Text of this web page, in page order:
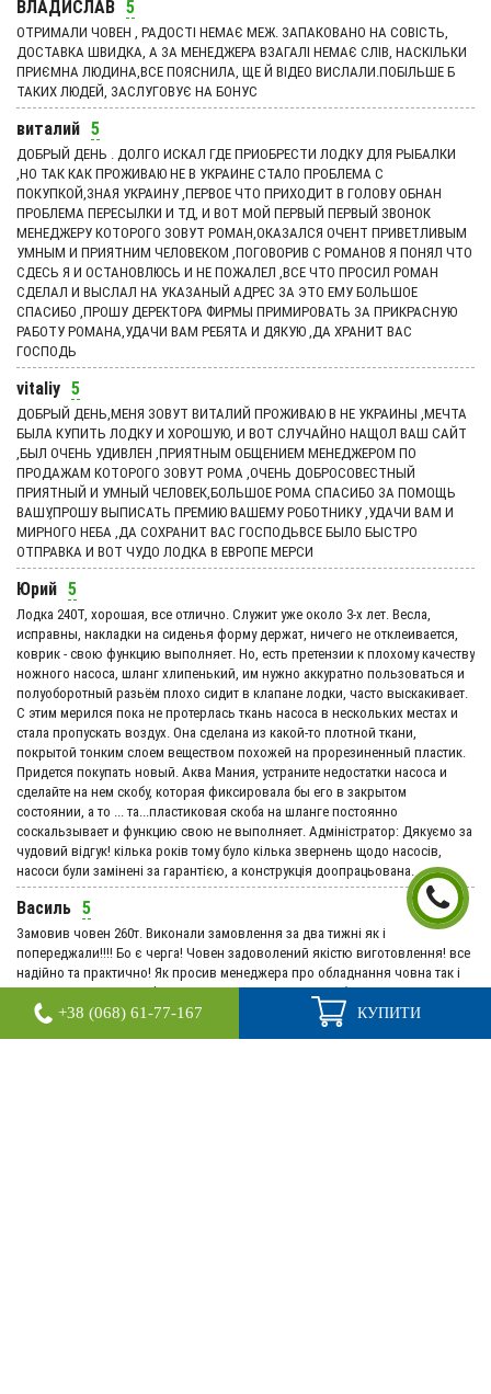
+38 (068) 61-77-167 КУПИТИ
ВЛАДИСЛАВ 5
ОТРИМАЛИ ЧОВЕН , РАДОСТІ НЕМАЄ МЕЖ. ЗАПАКОВАНО НА СОВІСТЬ,
ДОСТАВКА ШВИДКА, А ЗА МЕНЕДЖЕРА ВЗАГАЛІ НЕМАЄ СЛІВ, НАСКІЛЬКИ
ПРИЄМНА ЛЮДИНА,ВСЕ ПОЯСНИЛА, ЩЕ Й ВІДЕО ВИСЛАЛИ.ПОБІЛЬШЕ Б
ТАКИХ ЛЮДЕЙ, ЗАСЛУГОВУЄ НА БОНУС
виталий 5
ДОБРЫЙ ДЕНЬ . ДОЛГО ИСКАЛ ГДЕ ПРИОБРЕСТИ ЛОДКУ ДЛЯ РЫБАЛКИ
,НО ТАК КАК ПРОЖИВАЮ НЕ В УКРАИНЕ СТАЛО ПРОБЛЕМА С
ПОКУПКОЙ,ЗНАЯ УКРАИНУ ,ПЕРВОЕ ЧТО ПРИХОДИТ В ГОЛОВУ ОБНАН
ПРОБЛЕМА ПЕРЕСЫЛКИ И ТД, И ВОТ МОЙ ПЕРВЫЙ ПЕРВЫЙ ЗВОНОК
МЕНЕДЖЕРУ КОТОРОГО ЗОВУТ РОМАН,ОКАЗАЛСЯ ОЧЕНТ ПРИВЕТЛИВЫМ
УМНЫМ И ПРИЯТНИМ ЧЕЛОВЕКОМ ,ПОГОВОРИВ С РОМАНОВ Я ПОНЯЛ ЧТО
СДЕСЬ Я И ОСТАНОВЛЮСЬ И НЕ ПОЖАЛЕЛ ,ВСЕ ЧТО ПРОСИЛ РОМАН
СДЕЛАЛ И ВЫСЛАЛ НА УКАЗАНЫЙ АДРЕС ЗА ЭТО ЕМУ БОЛЬШОЕ
СПАСИБО ,ПРОШУ ДЕРЕКТОРА ФИРМЫ ПРИМИРОВАТЬ ЗА ПРИКРАСНУЮ
РАБОТУ РОМАНА,УДАЧИ ВАМ РЕБЯТА И ДЯКУЮ ,ДА ХРАНИТ ВАС
ГОСПОДЬ
vitaliy 5
ДОБРЫЙ ДЕНЬ,МЕНЯ ЗОВУТ ВИТАЛИЙ ПРОЖИВАЮ В НЕ УКРАИНЫ ,МЕЧТА
БЫЛА КУПИТЬ ЛОДКУ И ХОРОШУЮ, И ВОТ СЛУЧАЙНО НАЩОЛ ВАШ САЙТ
,БЫЛ ОЧЕНЬ УДИВЛЕН ,ПРИЯТНЫМ ОБЩЕНИЕМ МЕНЕДЖЕРОМ ПО
ПРОДАЖАМ КОТОРОГО ЗОВУТ РОМА ,ОЧЕНЬ ДОБРОСОВЕСТНЫЙ
ПРИЯТНЫЙ И УМНЫЙ ЧЕЛОВЕК,БОЛЬШОЕ РОМА СПАСИБО ЗА ПОМОЩЬ
ВАШУ,ПРОШУ ВЫПИСАТЬ ПРЕМИЮ ВАШЕМУ РОБОТНИКУ ,УДАЧИ ВАМ И
МИРНОГО НЕБА ,ДА СОХРАНИТ ВАС ГОСПОДЬВСЕ БЫЛО БЫСТРО
ОТПРАВКА И ВОТ ЧУДО ЛОДКА В ЕВРОПЕ МЕРСИ
Юрий 5
Лодка 240Т, хорошая, все отлично. Служит уже около 3-х лет. Весла,
исправны, накладки на сиденья форму держат, ничего не отклеивается,
коврик - свою функцию выполняет. Но, есть претензии к плохому качеству
ножного насоса, шланг хлипенький, им нужно аккуратно пользоваться и
полуоборотный разьём плохо сидит в клапане лодки, часто выскакивает.
С этим мерился пока не протерлась ткань насоса в нескольких местах и
стала пропускать воздух. Она сделана из какой-то плотной ткани,
покрытой тонким слоем веществом похожей на прорезиненный пластик.
Придется покупать новый. Аква Мания, устраните недостатки насоса и
сделайте на нем скобу, которая фиксировала бы его в закрытом
состоянии, а то ... та...пластиковая скоба на шланге постоянно
соскальзывает и функцию свою не выполняет. Адмiнiстратор: Дякуємо за
чудовий вiдгук! кілька років тому було кілька звернень щодо насосів,
насоси були замінені за гарантією, а конструкція доопрацьована.
Василь 5
Замовив човен 260т. Виконали замовлення за два тижні як і
попереджали!!!! Бо є черга! Човен задоволений якістю виготовлення! все
надійно та практично! Як просив менеджера про обладнання човна так і
надіслали!! Замовив м'які накладки на сидіння та турбіну для накачування.
Все практично! Велике спасибі менеджеру Роману і всім професіоналам!!